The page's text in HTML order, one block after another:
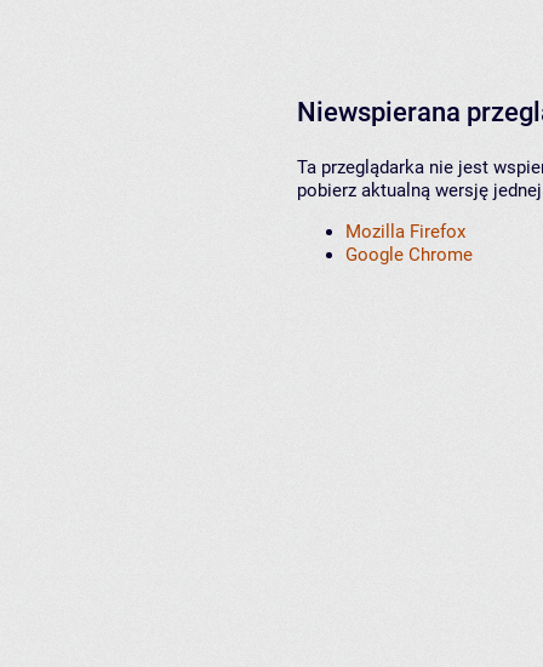
Niewspierana
Ta przeglądarka nie jest
pobierz aktualną wersję
Mozilla Firefox
Google Chrome